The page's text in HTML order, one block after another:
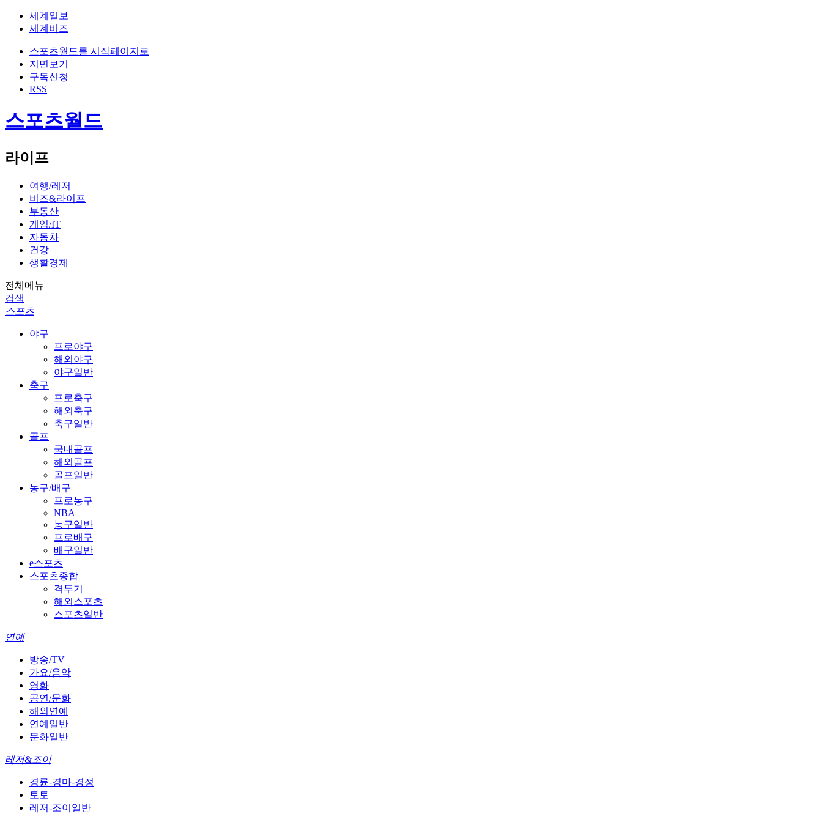
세계일보
세계비즈
스포츠월드를 시작페이지로
지면보기
구독신청
RSS
스포츠월드
라이프
여행/레저
비즈&라이프
부동산
게임/IT
자동차
건강
생활경제
전체메뉴
검색
스포츠
야구
프로야구
해외야구
야구일반
축구
프로축구
해외축구
축구일반
골프
국내골프
해외골프
골프일반
농구/배구
프로농구
NBA
농구일반
프로배구
배구일반
e스포츠
스포츠종합
격투기
해외스포츠
스포츠일반
연예
방송/TV
가요/음악
영화
공연/문화
해외연예
연예일반
문화일반
레저&조이
경륜-경마-경정
토토
레저-조이일반